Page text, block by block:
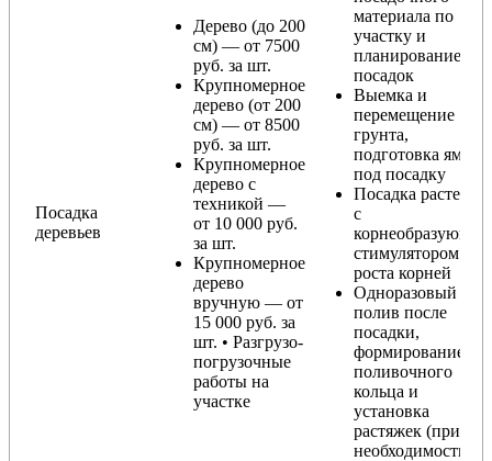
Посадка
деревьев
Дерево (до 200
см) — от 7500
руб. за шт.
Крупномерное
дерево (от 200
см) — от 8500
руб. за шт.
Крупномерное
дерево с
техникой —
от 10 000 руб.
за шт.
Крупномерное
дерево
вручную — от
15 000 руб. за
шт. • Разгрузо-
погрузочные
работы на
участке
материала по
участку и
планирование
посадок
Выемка и
перемещение
грунта,
подготовка ямы
под посадку
Посадка растения
с
корнеобразующим
стимулятором
роста корней
Одноразовый
полив после
посадки,
формирование
поливочного
кольца и
установка
растяжек (при
необходимости)